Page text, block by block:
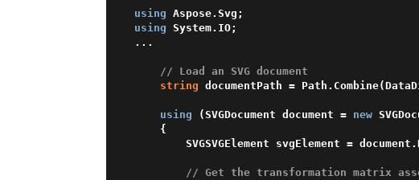
using
using System.IO;
...
// Load an SVG document
string documentPath =
using (SVGDocument document = new
// Get the transformation matrix